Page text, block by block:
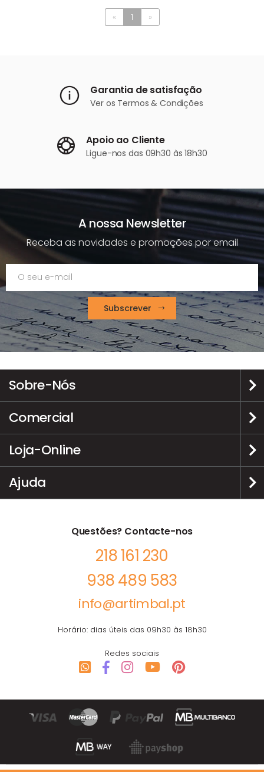
« 1 »
Garantia de satisfação
Ver os Termos & Condições
Apoio ao Cliente
Ligue-nos das 09h30 às 18h30
A nossa Newsletter
Receba as novidades e promoções por email
Subscrever
Sobre-Nós
Comercial
Loja-Online
Ajuda
Questões? Contacte-nos
218 161 230
938 489 583
info@artimbal.pt
Horário: dias úteis das 09h30 às 18h30
Redes sociais